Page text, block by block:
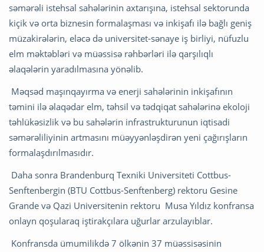
səmərəli istehsal sahələrinin axtarı­şı­na, istehsal sektorunda
kiçik və orta biznesin formalaşması və inkişafı ilə bağlı geniş
müzakirələrin, eləcə də universitet-sənaye iş birliyi, nüfuzlu
elm məktəbləri və müəssisə rəhbərləri ilə qarşılıqlı
əlaqələrin yaradılmasına yönəlib.
Məqsəd maşınqayırma və enerji sa­hə­lə­ri­nin inkişafının
təmini ilə əlaqədar elm, təhsil və tədqiqat sahələrinə ekoloji
təhlükəsizlik və bu sahələrin infrastrukturunun iqtisadi
səmərəliliyinin artmasını müəyyənləşdirən yeni çağırışların
formalaşdırılmasıdır.
Daha sonra Brandenburq Texniki Universiteti Cottbus-
Senftenbergin (BTU Cottbus-Senftenberg) rektoru Gesine
Grande və Qazi Universitenin rektoru Musa Yıldız konfransa
onlayn qoşularaq iştirakçılara uğurlar arzulayıblar.
Konfransda ümumilikdə 7 ölkənin 37 müəssisəsinin